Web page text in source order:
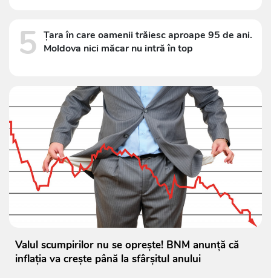
5 Țara în care oamenii trăiesc aproape 95 de ani.
Moldova nici măcar nu intră în top
Valul scumpirilor nu se oprește! BNM anunță că
inflația va crește până la sfârșitul anului